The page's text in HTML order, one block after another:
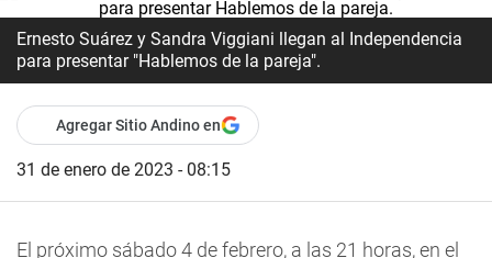
Ernesto Suárez y Sandra Viggiani llegan al Independencia
para presentar "Hablemos de la pareja".
Agregar Sitio Andino en
31 de enero de 2023 - 08:15
El próximo sábado 4 de febrero, a las 21 horas, en el